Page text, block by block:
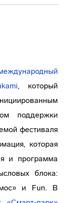
, который
поддержки
фестиваля
которая
и программа
блока:
и Fun. В